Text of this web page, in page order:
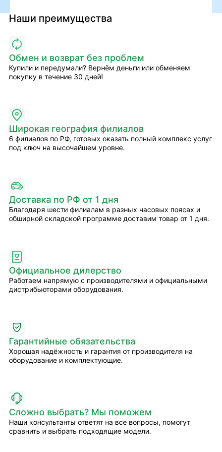
Наши преимущества
Обмен и возврат без проблем
Купили и передумали? Вернём деньги или обменяем
покупку в течение 30 дней!
Широкая география филиалов
6 филиалов по РФ, готовых оказать полный комплекс услуг
под ключ на высочайшем уровне.
Доставка по РФ от 1 дня
Благодаря шести филиалам в разных часовых поясах и
обширной складской программе доставим товар от 1 дня.
Официальное дилерство
Работаем напрямую с производителями и официальными
дистрибьюторами оборудования.
Гарантийные обязательства
Хорошая надёжность и гарантия от производителя на
оборудование и комплектующие.
Сложно выбрать? Мы поможем
Наши консультанты ответят на все вопросы, помогут
сравнить и выбрать подходящие модели.